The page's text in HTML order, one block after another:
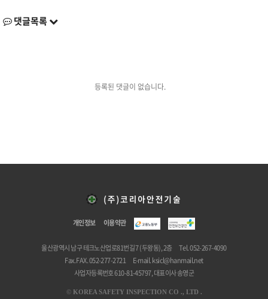
댓글목록
등록된 댓글이 없습니다.
개인정보 이용약관
울산광역시 남구 테크노산업로81번길 7 (두왕동), 2층
Tel. 052-267-4090
Fax. FAX. 052-277-2721
E-mail.ksicl@hanmail.net
사업자등록번호 610-81-45797, 대표이사 송영군
© KOREA SAFETY INSPECTION CO ., LTD .